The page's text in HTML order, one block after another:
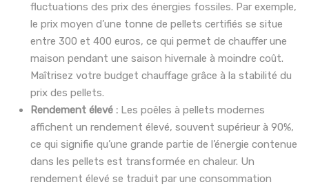
fluctuations des prix des énergies fossiles. Par exemple,
le prix moyen d’une tonne de pellets certifiés se situe
entre 300 et 400 euros, ce qui permet de chauffer une
maison pendant une saison hivernale à moindre coût.
Maîtrisez votre budget chauffage grâce à la stabilité du
prix des pellets.
Rendement élevé : Les poêles à pellets modernes
affichent un rendement élevé, souvent supérieur à 90%,
ce qui signifie qu’une grande partie de l’énergie contenue
dans les pellets est transformée en chaleur. Un
rendement élevé se traduit par une consommation